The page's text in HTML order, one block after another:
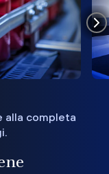
alla completa